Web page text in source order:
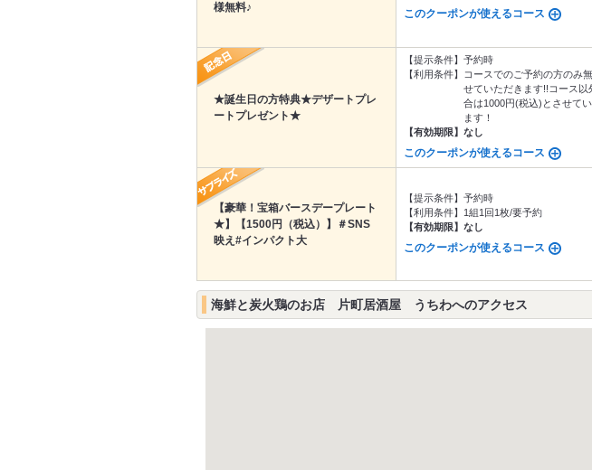
様無料♪
このクーポンが使えるコース
★誕生日の方特典★デザートプレ
ートプレゼント★
【提示条件】 予約時
【利用条件】
コースでのご予約の方のみ
せていただきます!!コース以
合は1000円(税込)とさせて
ます！
【有効期限】 なし
このクーポンが使えるコース
【豪華！宝箱バースデープレート
★】【1500円（税込）】＃SNS
映え#インパクト大
【提示条件】 予約時
【利用条件】
1組1回1枚/要予約
【有効期限】 なし
このクーポンが使えるコース
海鮮と炭火鶏のお店 片町居酒屋 うちわへのアクセス